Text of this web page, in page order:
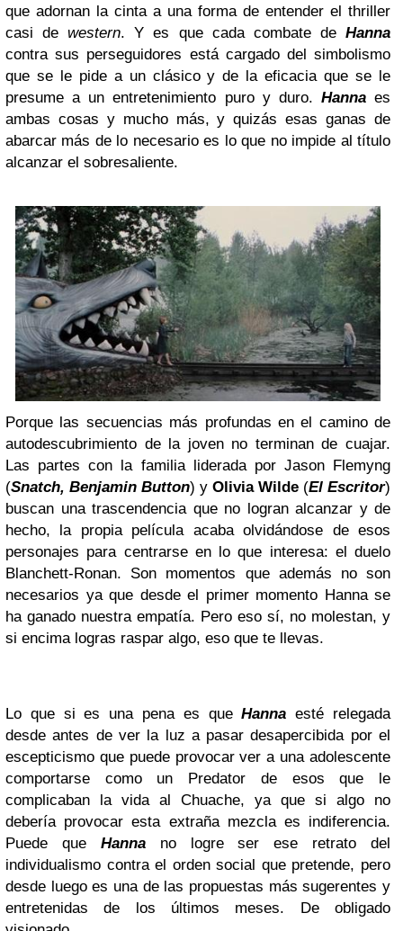
que adornan la cinta a una forma de entender el thriller
casi dewestern. Y es que cada combate deHanna
contra sus perseguidores está cargado del simbolismo
que se le pide a un clásico y de la eficacia que se le
presume a un entretenimiento puro y duro. Hannaes
ambas cosas y mucho más, y quizás esas ganas de
abarcar más de lo necesario es lo que no impide al título
alcanzar el sobresaliente.
Porque las secuencias más profundas en el camino de
autodescubrimiento de la joven no terminan de cuajar.
Las partes con la familia liderada por Jason Flemyng
(Snatch, Benjamin Button) y Olivia Wilde (El Escritor)
buscan una trascendencia que no logran alcanzar y de
hecho, la propia película acaba olvidándose de esos
personajes para centrarse en lo que interesa: el duelo
Blanchett-Ronan. Son momentos que además no son
necesarios ya que desde el primer momento Hanna se
ha ganado nuestra empatía. Pero eso sí, no molestan, y
si encima logras raspar algo, eso que te llevas.
Lo que si es una pena es queHanna esté relegada
desde antes de ver la luz a pasar desapercibida por el
escepticismo que puede provocar ver a una adolescente
comportarse como un Predator de esos que le
complicaban la vida al Chuache, ya que si algo no
debería provocar esta extraña mezcla es indiferencia.
Puede queHannano logre ser ese retrato del
individualismo contra el orden social que pretende, pero
desde luego es una de las propuestas más sugerentes y
entretenidas de los últimos meses. De obligado